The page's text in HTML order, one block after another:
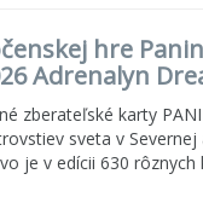
hre
Adrenalyn
zberateľské karty
sveta v Severnej
je v edícii 630 rôznych